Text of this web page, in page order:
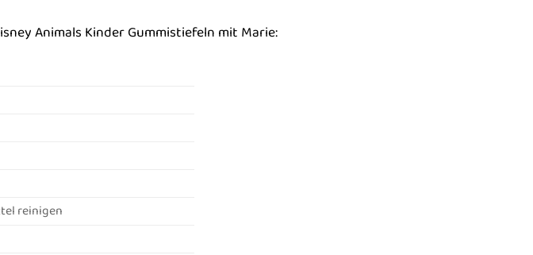
Animals Kinder Gummistiefeln mit Marie:
reinigen